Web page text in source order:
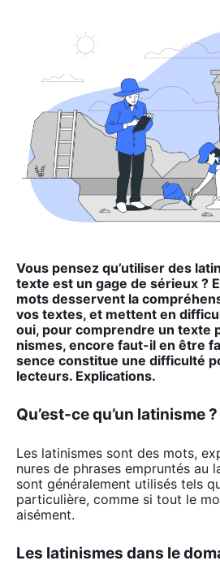
Vous pen­sez qu’utiliser des
texte est un gage de sérieux ?
mots des­servent la
vos textes, et mettent en
oui, pour com­prendre un texte
nismes, encore faut-il en être
sence consti­tue une dif­fi­cul­té
lec­teurs. Expli­ca­tions.
Qu’est-ce qu’un latinisme ?
Les lati­nismes sont des mots,
nures de phrases emprun­tés au
sont géné­ra­le­ment uti­li­sés tels
par­ti­cu­lière, comme si tout le
aisé­ment.
Les latinismes dans le